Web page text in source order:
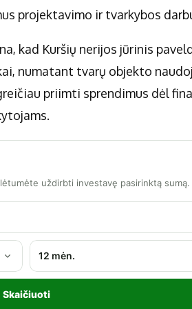
projektavimo ir tvarkybos
kad Kuršių nerijos jūrinis
numatant tvarų objekto
priimti sprendimus dėl